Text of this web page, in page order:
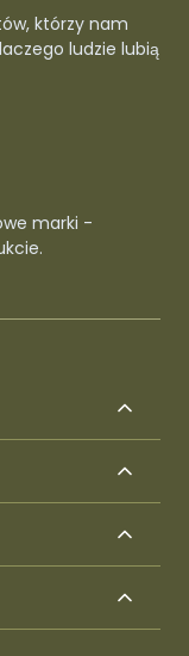
którzy nam
ludzie lubią
marki -